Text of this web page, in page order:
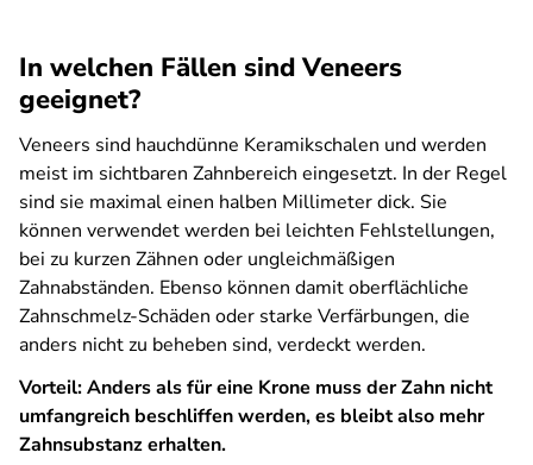
In welchen Fällen sind Veneers
geeignet?
Veneers sind hauchdünne Keramikschalen und werden
meist im sichtbaren Zahnbereich eingesetzt. In der Regel
sind sie maximal einen halben Millimeter dick. Sie
können verwendet werden bei leichten Fehlstellungen,
bei zu kurzen Zähnen oder ungleichmäßigen
Zahnabständen. Ebenso können damit oberflächliche
Zahnschmelz-Schäden oder starke Verfärbungen, die
anders nicht zu beheben sind, verdeckt werden.
Vorteil: Anders als für eine Krone muss der Zahn nicht
umfangreich beschliffen werden, es bleibt also mehr
Zahnsubstanz erhalten.